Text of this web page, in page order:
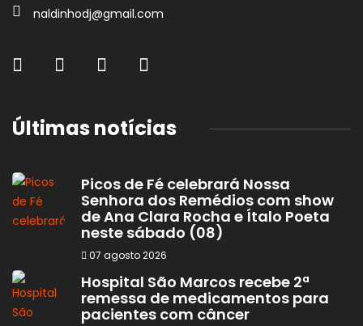
naldinhodj@gmail.com
Últimas notícias
Picos de Fé celebrará Nossa
Senhora dos Remédios com show
de Ana Clara Rocha e Ítalo Poeta
neste sábado (08)
07 agosto 2026
Hospital São Marcos recebe 2ª
remessa de medicamentos para
pacientes com câncer